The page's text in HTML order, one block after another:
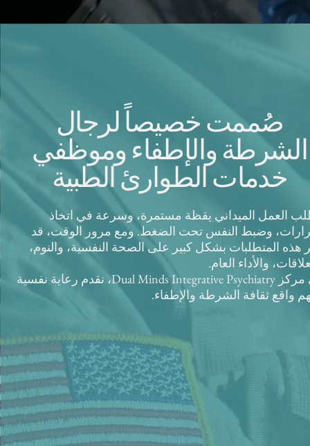
صُممت خصيصاً لرجال
الشرطة والإطفاء وموظفي
خدمات الطوارئ الطبية
العمل الميداني يقظة مستمرة، وسرعة في اتخاذ
وضبط النفس تحت الضغط. ومع مرور الوقت، قد
هذه المتطلبات بشكل كبير على الصحة النفسية، والنوم،
والأداء العام.
في مركز Dual Minds Integrative Psychiatry، نقدم رعاية نفسية
واقع ثقافة الشرطة والإطفاء.